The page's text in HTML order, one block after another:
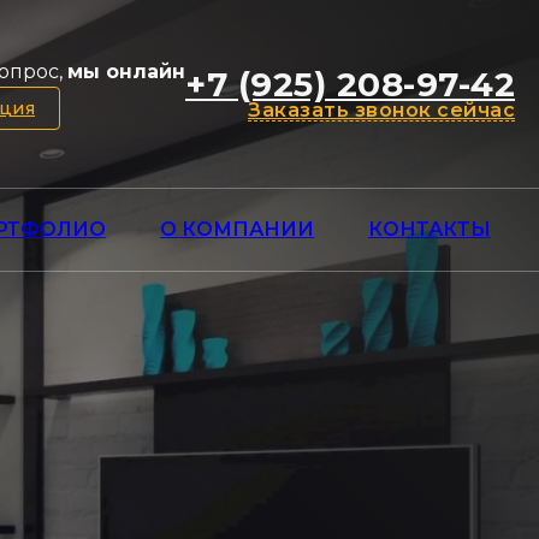
мы онлайн+7 (925) 208-97-42
Заказать звонок сейчас
О КОМПАНИИ КОНТАКТЫ